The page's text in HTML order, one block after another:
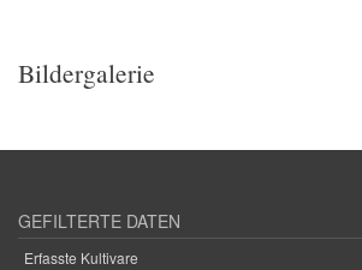
Bildergalerie
GEFILTERTE DATEN
Erfasste Kultivare